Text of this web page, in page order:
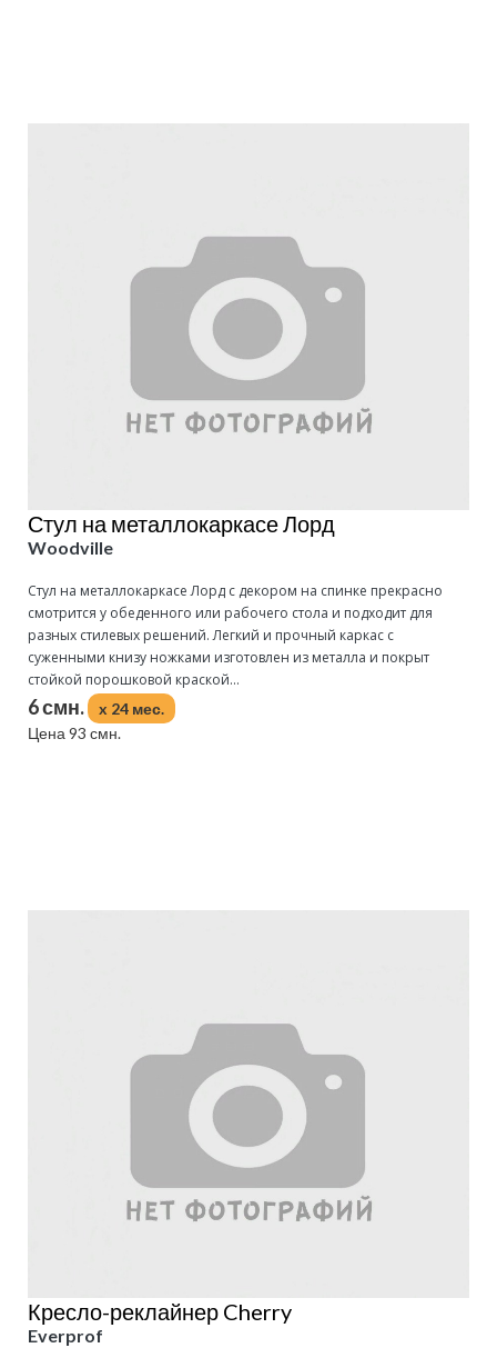
Стул на металлокаркасе Лорд
Woodville
Стул на металлокаркасе Лорд с декором на спинке прекрасно
смотрится у обеденного или рабочего стола и подходит для
разных стилевых решений. Легкий и прочный каркас с
суженными книзу ножками изготовлен из металла и покрыт
стойкой порошковой краской...
6 смн.
x 24 мес.
Цена 93 смн.
Кресло-реклайнер Cherry
Everprof